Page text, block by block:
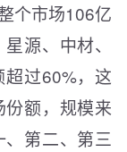
个市场106亿
源、中材、
过60%，这
额，规模来
第二、第三